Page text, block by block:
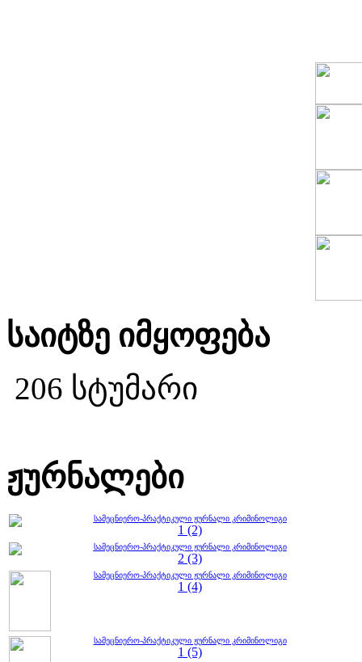
საიტზე იმყოფება
206 სტუმარი
ჟურნალები
სამეცნიერო-პრაქტიკული ჟურნალი კრიმინოლიგი
1 (2)
სამეცნიერო-პრაქტიკული ჟურნალი კრიმინოლიგი
2 (3)
სამეცნიერო-პრაქტიკული ჟურნალი კრიმინოლიგი
1 (4)
სამეცნიერო-პრაქტიკული ჟურნალი კრიმინოლიგი
1 (5)